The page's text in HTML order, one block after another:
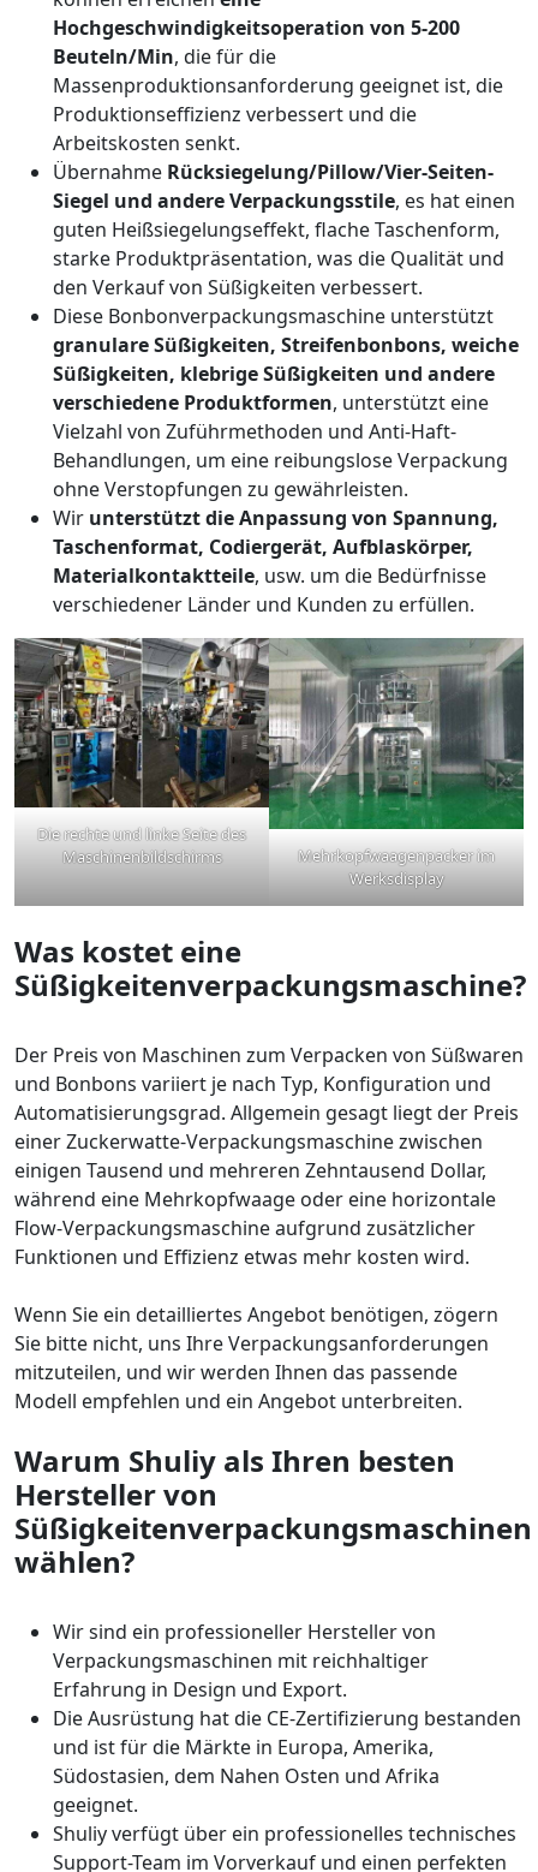
Hochgeschwindigkeitsoperation von 5-200
Beuteln/Min, die für die
Massenproduktionsanforderung geeignet ist, die
Produktionseffizienz verbessert und die
Arbeitskosten senkt.
Übernahme Rücksiegelung/Pillow/Vier-Seiten-
Siegel und andere Verpackungsstile, es hat einen
guten Heißsiegelungseffekt, flache Taschenform,
starke Produktpräsentation, was die Qualität und
den Verkauf von Süßigkeiten verbessert.
Diese Bonbonverpackungsmaschine unterstützt
granulare Süßigkeiten, Streifenbonbons, weiche
Süßigkeiten, klebrige Süßigkeiten und andere
verschiedene Produktformen, unterstützt eine
Vielzahl von Zuführmethoden und Anti-Haft-
Behandlungen, um eine reibungslose Verpackung
ohne Verstopfungen zu gewährleisten.
Wir unterstützt die Anpassung von Spannung,
Taschenformat, Codiergerät, Aufblaskörper,
Materialkontaktteile, usw. um die Bedürfnisse
verschiedener Länder und Kunden zu erfüllen.
Die rechte und linke Seite des
Maschinenbildschirms
Mehrkopfwaagenpacker im
Werksdisplay
Was kostet eine
Süßigkeitenverpackungsmaschine?
Der Preis von Maschinen zum Verpacken von Süßwaren
und Bonbons variiert je nach Typ, Konfiguration und
Automatisierungsgrad. Allgemein gesagt liegt der Preis
einer Zuckerwatte-Verpackungsmaschine zwischen
einigen Tausend und mehreren Zehntausend Dollar,
während eine Mehrkopfwaage oder eine horizontale
Flow-Verpackungsmaschine aufgrund zusätzlicher
Funktionen und Effizienz etwas mehr kosten wird.
Wenn Sie ein detailliertes Angebot benötigen, zögern
Sie bitte nicht, uns Ihre Verpackungsanforderungen
mitzuteilen, und wir werden Ihnen das passende
Modell empfehlen und ein Angebot unterbreiten.
Warum Shuliy als Ihren besten
Hersteller von
Süßigkeitenverpackungsmaschinen
wählen?
Wir sind ein professioneller Hersteller von
Verpackungsmaschinen mit reichhaltiger
Erfahrung in Design und Export.
Die Ausrüstung hat die CE-Zertifizierung bestanden
und ist für die Märkte in Europa, Amerika,
Südostasien, dem Nahen Osten und Afrika
geeignet.
Shuliy verfügt über ein professionelles technisches
Support-Team im Vorverkauf und einen perfekten